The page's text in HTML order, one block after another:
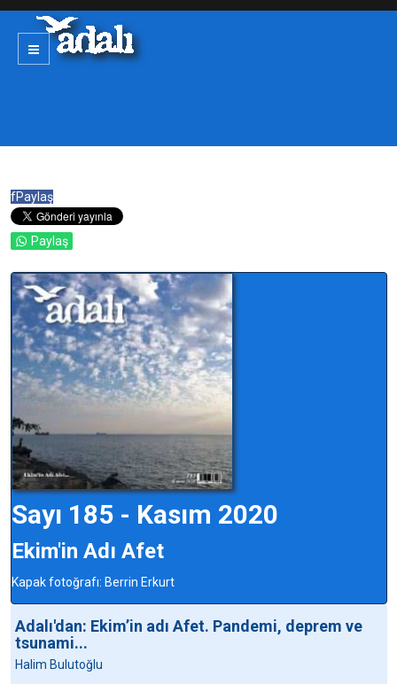
fPaylaş
Paylaş
Sayı 185 - Kasım 2020
Ekim'in Adı Afet
Kapak fotoğrafı: Berrin Erkurt
Adalı'dan: Ekim’in adı Afet. Pandemi, deprem ve
tsunami...
Halim Bulutoğlu